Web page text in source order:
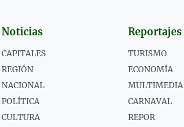
Noticias
CAPITALES
REGIÓN
NACIONAL
POLÍTICA
CULTURA
Reportajes
TURISMO
ECONOMÍA
MULTIMEDIA
CARNAVAL
REPOR